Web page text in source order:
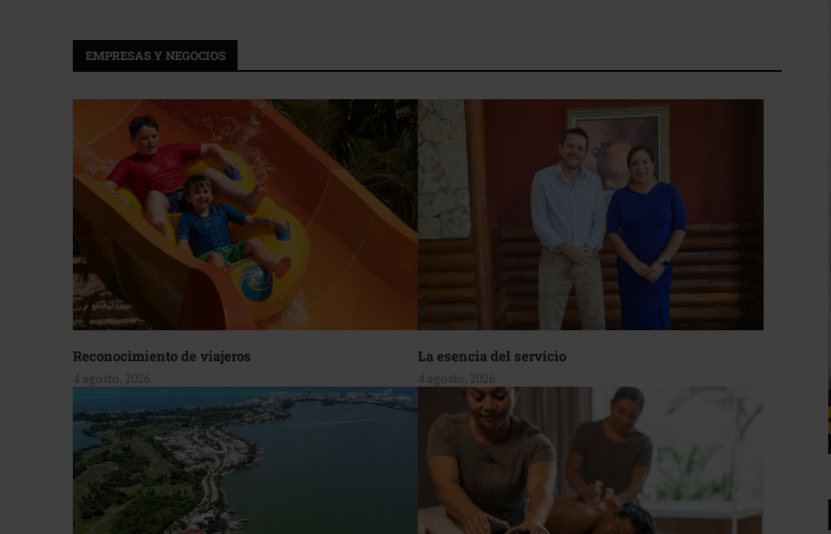
EMPRESAS Y NEGOCIOS
Reconocimiento de viajeros
4 agosto, 2026
La esencia del servicio
4 agosto, 2026